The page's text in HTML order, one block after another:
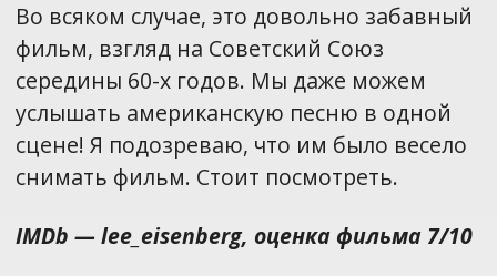
Во всяком случае, это довольно забавный
фильм, взгляд на Советский Союз
середины 60-х годов. Мы даже можем
услышать американскую песню в одной
сцене! Я подозреваю, что им было весело
снимать фильм. Стоит посмотреть.
IMDb — lee_eisenberg, оценка фильма 7/10